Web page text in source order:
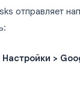
отправляет
Настройки >